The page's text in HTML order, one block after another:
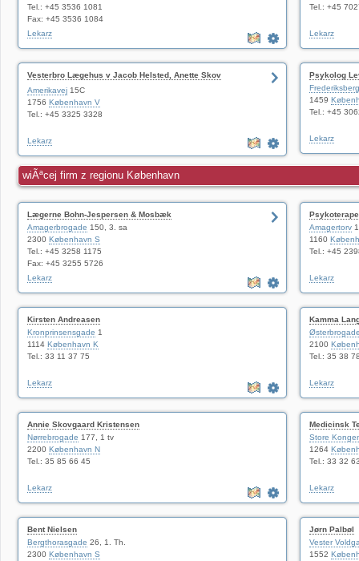
Tel.: +45 3536 1081
Fax: +45 3536 1084
Lekarz
Tel.: +45
Lekarz
Vesterbro Lægehus v Jacob Helsted, Anette Skov
og Jesper Lillesø
Amerikavej 15C
1756 København V
Tel.: +45 3325 3328
Lekarz
Psykolog
1459
Tel.: +45
Lekarz
wiÃªcej firm z regionu København
Lægerne Bohn-Jespersen & Mosbæk
Amagerbrogade 150, 3. sa
2300 København S
Tel.: +45 3258 1175
Fax: +45 3255 5726
Lekarz
Amagertorv
1160
Tel.: +45
Lekarz
Kirsten Andreasen
Kronprinsensgade 1
1114 København K
Tel.: 33 11 37 75
Lekarz
Kamma
2100
Tel.: 35 38
Lekarz
Annie Skovgaard Kristensen
Nørrebrogade 177, 1 tv
2200 København N
Tel.: 35 85 66 45
Lekarz
Medicinsk
Store
1264
Tel.: 33 32
Lekarz
Bent Nielsen
Bergthorasgade 26, 1. Th.
2300 København S
Jørn Palbøl
Vester
1552